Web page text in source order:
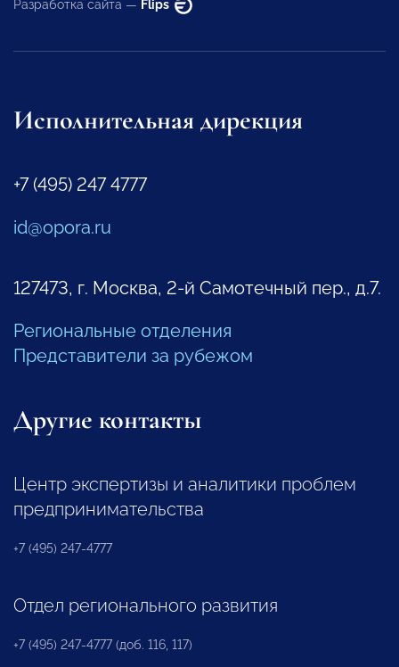
Разработка сайта — Flips
Исполнительная дирекция
+7 (495) 247 4777
id@opora.ru
127473, г. Москва, 2-й Самотечный пер., д.7.
Региональные отделения
Представители за рубежом
Другие контакты
Центр экспертизы и аналитики проблем
предпринимательства
+7 (495) 247-4777
Отдел регионального развития
+7 (495) 247-4777 (доб. 116, 117)